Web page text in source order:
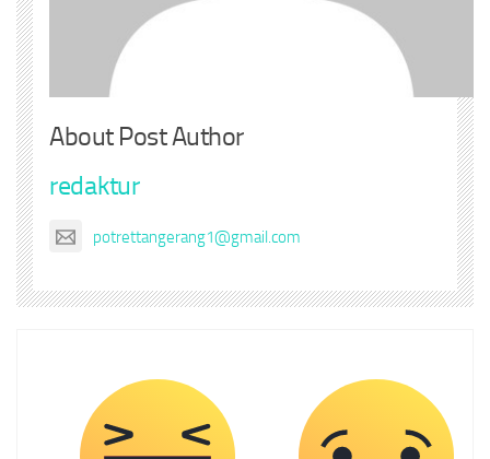
About Post Author
redaktur
potrettangerang1@gmail.com